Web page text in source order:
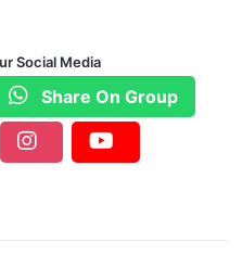
से बात कर ही रहा था कि
राजेन्द्र श्रीवास गाली
बढ़ गई कि आरोपी
को दी।
Social Media
Share On Group